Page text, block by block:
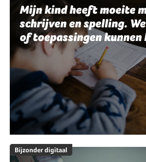
Mijn kind heeft moeite
schrijven en spelling.
of toepassingen kunnen
Bijzonder digitaal